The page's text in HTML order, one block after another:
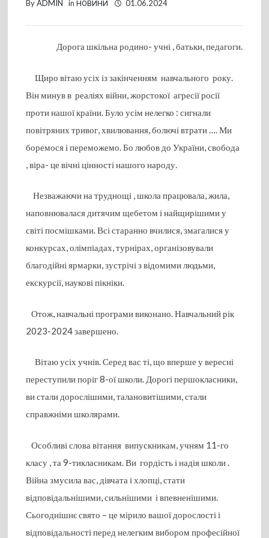
ByADMIN inНОВИНИ 01.06.2024
Дорога шкільна родино- учні , батьки, педагоги.
Щиро вітаю усіх із закінченням навчального року.
Він минув в реаліях війни, жорстокої агресії росії
проти нашої країни. Було усім нелегко : сигнали
повітряних тривог, хвилювання, болючі втрати …. Ми
боремося і переможемо. Бо любов до України, свобода
, віра- це вічні цінності нашого народу.
Незважаючи на труднощі , школа працювала, жила,
наповнювалася дитячим щебетом і найщирішими у
світі посмішками. Всі старанно вчилися, змагалися у
конкурсах, олімпіадах, турнірах, організовували
благодійні ярмарки, зустрічі з відомими людьми,
екскурсії, наукові пікніки.
Отож, навчальні програми виконано. Навчальний рік
2023-2024 завершено.
Вітаю усіх учнів. Серед вас ті, що вперше у вересні
переступили поріг 8-ої школи. Дорогі першокласники,
ви стали дорослішими, талановитішими, стали
справжніми школярами.
Особливі слова вітання випускникам, учням 11-го
класу , та 9-тикласникам. Ви гордість і надія школи .
Війна змусила вас, дівчата і хлопці, стати
відповідальнішими, сильнішими і впевненішими.
Сьогоднішнє свято – це мірило вашої дорослості і
відповідальності перед нелегким вибором професійної